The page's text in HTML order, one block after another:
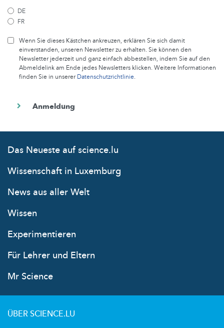
DE
FR
Wenn Sie dieses Kästchen ankreuzen, erklären Sie sich damit
einverstanden, unseren Newsletter zu erhalten. Sie können den
Newsletter jederzeit und ganz einfach abbestellen, indem Sie auf den
Abmeldelink am Ende jedes Newsletters klicken. Weitere Informationen
finden Sie in unsererDatenschutzrichtlinie.
Das Neueste auf science.lu
Wissenschaft in Luxemburg
News aus aller Welt
Wissen
Experimentieren
Für Lehrer und Eltern
Mr Science
ÜBER SCIENCE.LU